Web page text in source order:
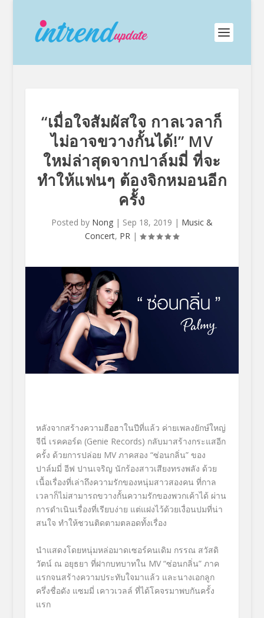
“เมื่อใจสัมผัสใจ กาลเวลาก็
ไม่อาจขวางกั้นได้!” MV
ใหม่ล่าสุดจากปาล์มมี่ ที่จะ
ทำให้แฟนๆ ต้องจิกหมอนอีก
ครั้ง
Posted by Nong| Sep 18, 2019 | Music &
Concert, PR |
หลังจากสร้างความฮือฮาในปีที่แล้ว ค่ายเพลงยักษ์ใหญ่
จีนี่ เรคคอร์ด (Genie Records) กลับมาสร้างกระแสอีก
ครั้ง ด้วยการปล่อย MV ภาคสอง “ซ่อนกลิ่น” ของ
ปาล์มมี่ อีฟ ปานเจริญ นักร้องสาวเสียงทรงพลัง ด้วย
เนื้อเรื่องที่เล่าถึงความรักของหนุ่มสาวสองคน ที่กาล
เวลาก็ไม่สามารถขวางกั้นความรักของพวกเค้าได้ ผ่าน
การดำเนินเรื่องที่เรียบง่าย แต่แฝงไว้ด้วยเงื่อนปมที่น่า
สนใจ ทำให้ชวนติดตามตลอดทั้งเรื่อง
นำแสดงโดยหนุ่มหล่อมาดเซอร์คนเดิม กรรณ สวัสดิ
วัตน์ ณ อยุธยา ที่ฝากบทบาทใน MV “ซ่อนกลิ่น” ภาค
แรกจนสร้างความประทับใจมาแล้ว และนางเอกลูก
ครึ่งชื่อดัง แซมมี่ เคาวเวลล์ ที่ได้โคจรมาพบกันครั้ง
แรก